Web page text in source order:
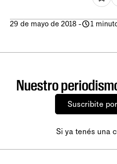
29 de mayo de 2018 - 1
Nuestro
Suscribite
Si ya tenés una